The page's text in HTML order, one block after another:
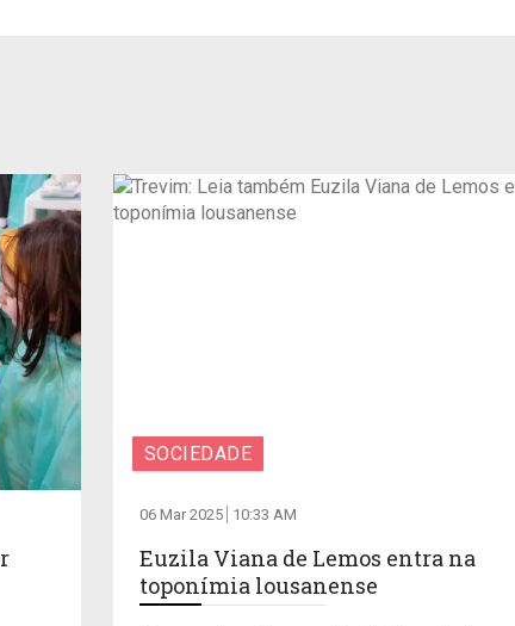
SOCIEDADE
06 Mar 2025 10:33 AM
Euzila Viana de Lemos entra na
toponímia lousanense